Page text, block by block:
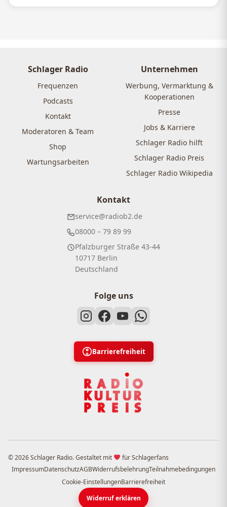
Schlager Radio
Frequenzen
Podcasts
Kontakt
Moderatoren & Team
Shop
Wartungsarbeiten
Unternehmen
Werbung, Vermarktung &
Kooperationen
Presse
Jobs & Karriere
Schlager Radio hilft
Schlager Radio Preis
Schlager Radio Wikipedia
Kontakt
service@radiob2.de
08000 – 79 89 99
Pfalzburger Straße 43-44
10717 Berlin
Deutschland
Folge uns
Barrierefreiheit
© 2026 Schlager Radio. Gestaltet mit
für Schlagerfans
ImpressumDatenschutzAGBWiderrufsbelehrungTeilnahmebedingungen
Cookie-EinstellungenBarrierefreiheit
Widerruf erklären